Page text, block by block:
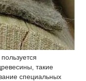
такие
специальных